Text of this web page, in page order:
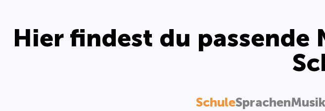
Hier findest du
SchuleSprachenMusik